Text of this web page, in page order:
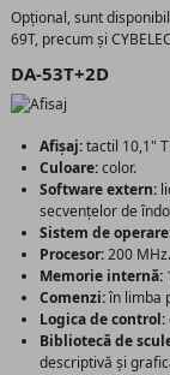
Opțional, sunt
69T, precum și
DA-53T+2D
Afișaj:tactil 10,1"
Culoare:color.
Software extern:
secvențelor de
Sistem de
Procesor:200 MHz.
Memorie internă:
Comenzi:în limba
Logica de control:
Bibliotecă de
descriptivă și